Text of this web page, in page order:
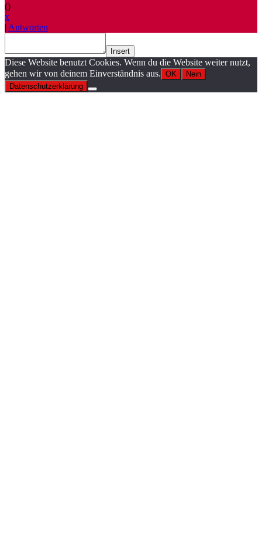
()
x
| Antworten
Insert
Diese Website benutzt Cookies. Wenn du die Website weiter nutzt,
gehen wir von deinem Einverständnis aus. OK
Nein
Datenschutzerklärung